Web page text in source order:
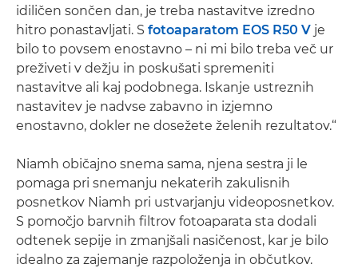
idiličen sončen dan, je treba nastavitve izredno
hitro ponastavljati. S fotoaparatom EOS R50 V je
bilo to povsem enostavno – ni mi bilo treba več ur
preživeti v dežju in poskušati spremeniti
nastavitve ali kaj podobnega. Iskanje ustreznih
nastavitev je nadvse zabavno in izjemno
enostavno, dokler ne dosežete želenih rezultatov.“
Niamh običajno snema sama, njena sestra ji le
pomaga pri snemanju nekaterih zakulisnih
posnetkov Niamh pri ustvarjanju videoposnetkov.
S pomočjo barvnih filtrov fotoaparata sta dodali
odtenek sepije in zmanjšali nasičenost, kar je bilo
idealno za zajemanje razpoloženja in občutkov.